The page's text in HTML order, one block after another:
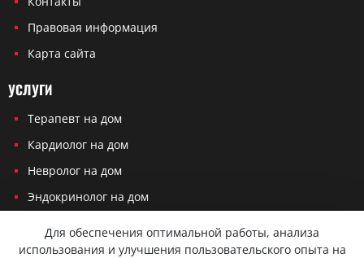
Правовая информация
Карта сайта
УСЛУГИ
Терапевт на дом
Кардиолог на дом
Невролог на дом
Эндокринолог на дом
Хирург на дом
Для обеспечения оптимальной работы, анализа
использования и улучшения пользовательского опыта на